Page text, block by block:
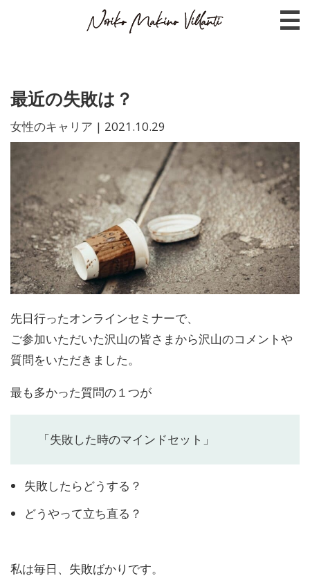
最近の失敗は？
女性のキャリア | 2021.10.29
先日行ったオンラインセミナーで、
ご参加いただいた沢山の皆さまから沢山のコメントや
質問をいただきました。
最も多かった質問の１つが
「失敗した時のマインドセット」
失敗したらどうする？
どうやって立ち直る？
私は毎日、失敗ばかりです。